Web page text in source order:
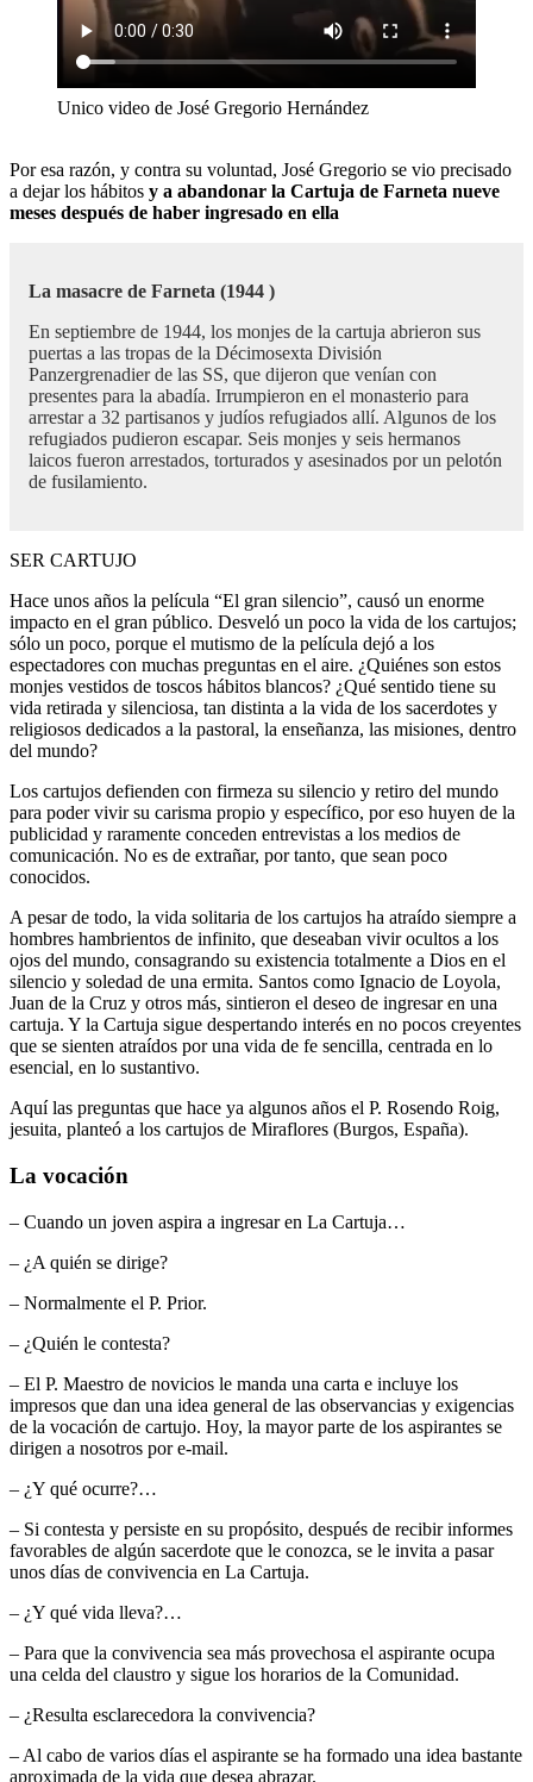
Unico video de José Gregorio Hernández
Por esa razón, y contra su voluntad, José Gregorio se vio precisado
a dejar los hábitos y a abandonar la Cartuja de Farneta nueve
meses después de haber ingresado en ella
La masacre de Farneta (1944 )
En septiembre de 1944, los monjes de la cartuja abrieron sus
puertas a las tropas de la Décimosexta División
Panzergrenadier de las SS, que dijeron que venían con
presentes para la abadía. Irrumpieron en el monasterio para
arrestar a 32 partisanos y judíos refugiados allí. Algunos de los
refugiados pudieron escapar. Seis monjes y seis hermanos
laicos fueron arrestados, torturados y asesinados por un pelotón
de fusilamiento.
SER CARTUJO
Hace unos años la película “El gran silencio”, causó un enorme
impacto en el gran público. Desveló un poco la vida de los cartujos;
sólo un poco, porque el mutismo de la película dejó a los
espectadores con muchas preguntas en el aire. ¿Quiénes son estos
monjes vestidos de toscos hábitos blancos? ¿Qué sentido tiene su
vida retirada y silenciosa, tan distinta a la vida de los sacerdotes y
religiosos dedicados a la pastoral, la enseñanza, las misiones, dentro
del mundo?
Los cartujos defienden con firmeza su silencio y retiro del mundo
para poder vivir su carisma propio y específico, por eso huyen de la
publicidad y raramente conceden entrevistas a los medios de
comunicación. No es de extrañar, por tanto, que sean poco
conocidos.
A pesar de todo, la vida solitaria de los cartujos ha atraído siempre a
hombres hambrientos de infinito, que deseaban vivir ocultos a los
ojos del mundo, consagrando su existencia totalmente a Dios en el
silencio y soledad de una ermita. Santos como Ignacio de Loyola,
Juan de la Cruz y otros más, sintieron el deseo de ingresar en una
cartuja. Y la Cartuja sigue despertando interés en no pocos creyentes
que se sienten atraídos por una vida de fe sencilla, centrada en lo
esencial, en lo sustantivo.
Aquí las preguntas que hace ya algunos años el P. Rosendo Roig,
jesuita, planteó a los cartujos de Miraflores (Burgos, España).
La vocación
– Cuando un joven aspira a ingresar en La Cartuja…
– ¿A quién se dirige?
– Normalmente el P. Prior.
– ¿Quién le contesta?
– El P. Maestro de novicios le manda una carta e incluye los
impresos que dan una idea general de las observancias y exigencias
de la vocación de cartujo. Hoy, la mayor parte de los aspirantes se
dirigen a nosotros por e-mail.
– ¿Y qué ocurre?…
– Si contesta y persiste en su propósito, después de recibir informes
favorables de algún sacerdote que le conozca, se le invita a pasar
unos días de convivencia en La Cartuja.
– ¿Y qué vida lleva?…
– Para que la convivencia sea más provechosa el aspirante ocupa
una celda del claustro y sigue los horarios de la Comunidad.
– ¿Resulta esclarecedora la convivencia?
– Al cabo de varios días el aspirante se ha formado una idea bastante
aproximada de la vida que desea abrazar.